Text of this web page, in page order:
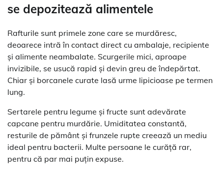
se depozitează alimentele
Rafturile sunt primele zone care se murdăresc,
deoarece intră în contact direct cu ambalaje, recipiente
și alimente neambalate. Scurgerile mici, aproape
invizibile, se usucă rapid și devin greu de îndepărtat.
Chiar și borcanele curate lasă urme lipicioase pe termen
lung.
Sertarele pentru legume și fructe sunt adevărate
capcane pentru murdărie. Umiditatea constantă,
resturile de pământ și frunzele rupte creează un mediu
ideal pentru bacterii. Multe persoane le curăță rar,
pentru că par mai puțin expuse.